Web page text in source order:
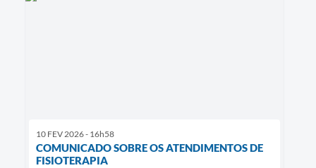
10 FEV 2026 - 16h58
COMUNICADO SOBRE OS ATENDIMENTOS DE
FISIOTERAPIA